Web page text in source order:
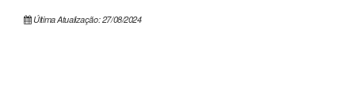
Última Atualização: 27/08/2024